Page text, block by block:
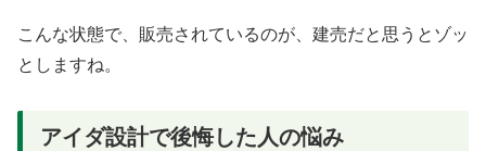
こんな状態で、販売されているのが、建売だと思うとゾッ
としますね。
アイダ設計で後悔した人の悩み